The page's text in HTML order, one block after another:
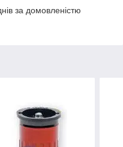
за домовленістю